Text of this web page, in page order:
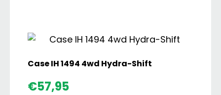
Farmer
2
Set
Case IH 1494 4wd Hydra-Shift
€57,95